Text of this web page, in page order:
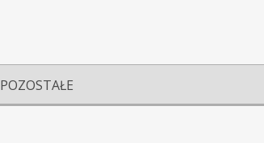
POZOSTAŁE